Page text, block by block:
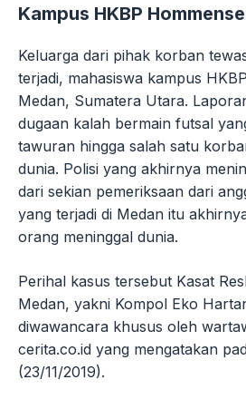
Kampus HKBP
Keluarga dari pihak korban
terjadi, mahasiswa kampus
Medan, Sumatera Utara.
dugaan kalah bermain futsal
tawuran hingga salah satu
dunia. Polisi yang akhirnya
dari sekian pemeriksaan dari
yang terjadi di Medan itu
orang meninggal dunia.
Perihal kasus tersebut Kasat
Medan, yakni Kompol Eko
diwawancara khusus oleh
cerita.co.id yang mengatakan
(23/11/2019).